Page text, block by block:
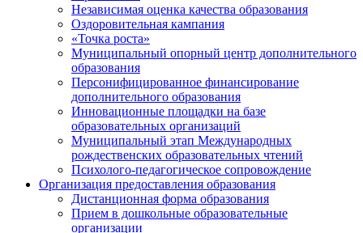
Независимая оценка качества образования
Оздоровительная кампания
«Точка роста»
Муниципальный опорный центр дополнительного
образования
Персонифицированное финансирование
дополнительного образования
Инновационные площадки на базе
образовательных организаций
Муниципальный этап Международных
рождественских образовательных чтений
Психолого-педагогическое сопровождение
Организация предоставления образования
Дистанционная форма образования
Прием в дошкольные образовательные
организации